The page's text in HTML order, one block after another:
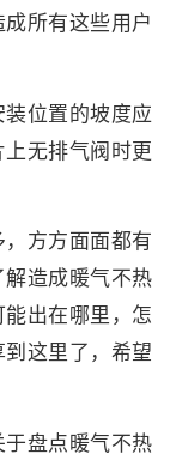
所有这些用户
位置的坡度应
无排气阀时更
方方面面都有
造成暖气不热
出在哪里，怎
这里了，希望
盘点暖气不热